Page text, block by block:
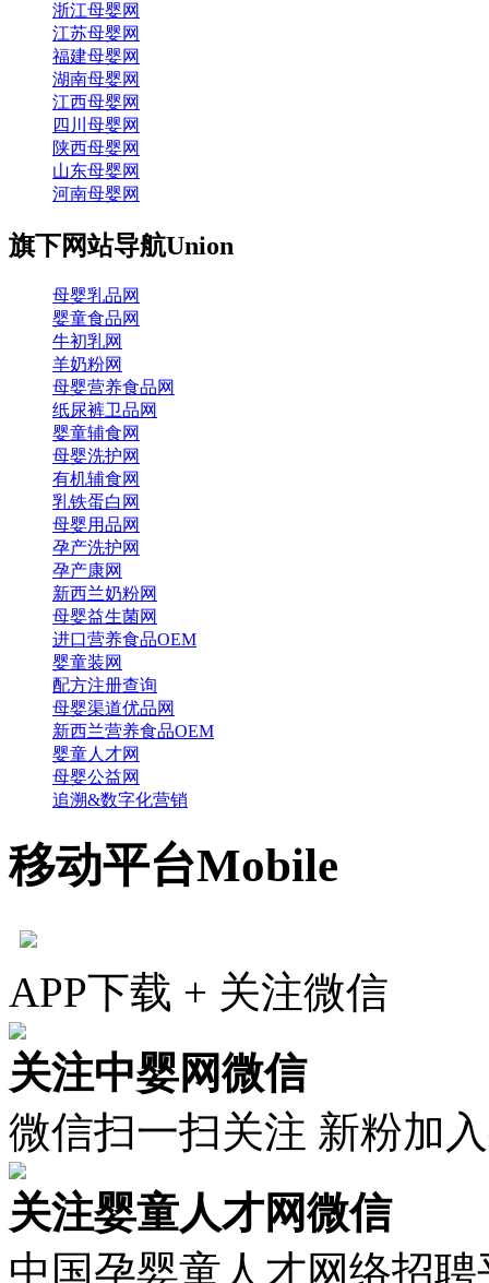
浙江母婴网
江苏母婴网
福建母婴网
湖南母婴网
江西母婴网
四川母婴网
陕西母婴网
山东母婴网
河南母婴网
旗下网站导航Union
母婴乳品网
婴童食品网
牛初乳网
羊奶粉网
母婴营养食品网
纸尿裤卫品网
婴童辅食网
母婴洗护网
有机辅食网
乳铁蛋白网
母婴用品网
孕产洗护网
孕产康网
新西兰奶粉网
母婴益生菌网
进口营养食品OEM
婴童装网
配方注册查询
母婴渠道优品网
新西兰营养食品OEM
婴童人才网
母婴公益网
追溯&数字化营销
移动平台Mobile
APP下载 + 关注微信
关注中婴网微信
微信扫一扫关注 新粉加
关注婴童人才网微信
中国孕婴童人才网络招聘